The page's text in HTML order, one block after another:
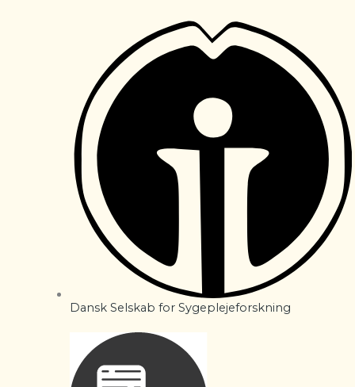
Dansk Selskab for Sygeplejeforskning